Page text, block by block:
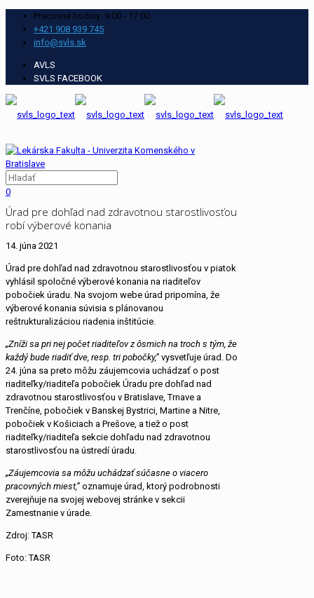
Pracovné hodiny: 9:00 - 17:00
+421 908 939 745
info@svls.sk
AVLS
SVLS FACEBOOK
0
Úrad pre dohľad nad zdravotnou starostlivosťou
robí výberové konania
14. júna 2021
Úrad pre dohľad nad zdravotnou starostlivosťou v piatok
vyhlásil spoločné výberové konania na riaditeľov
pobočiek úradu. Na svojom webe úrad pripomína, že
výberové konania súvisia s plánovanou
reštrukturalizáciou riadenia inštitúcie.
„Zníži sa pri nej počet riaditeľov z ôsmich na troch s tým, že
každý bude riadiť dve, resp. tri pobočky,” vysvetľuje úrad. Do
24. júna sa preto môžu záujemcovia uchádzať o post
riaditeľky/riaditeľa pobočiek Úradu pre dohľad nad
zdravotnou starostlivosťou v Bratislave, Trnave a
Trenčíne, pobočiek v Banskej Bystrici, Martine a Nitre,
pobočiek v Košiciach a Prešove, a tiež o post
riaditeľky/riaditeľa sekcie dohľadu nad zdravotnou
starostlivosťou na ústredí úradu.
„Záujemcovia sa môžu uchádzať súčasne o viacero
pracovných miest,” oznamuje úrad, ktorý podrobnosti
zverejňuje na svojej webovej stránke v sekcii
Zamestnanie v úrade.
Zdroj: TASR
Foto: TASR